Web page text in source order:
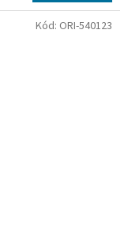
Kód: ORI-540123